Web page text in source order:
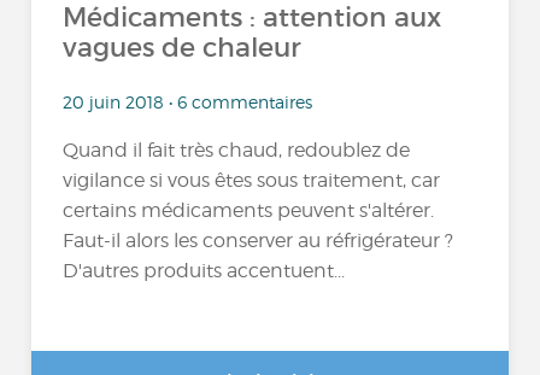
Médicaments : attention aux
vagues de chaleur
20 juin 2018 • 6 commentaires
Quand il fait très chaud, redoublez de
vigilance si vous êtes sous traitement, car
certains médicaments peuvent s'altérer.
Faut-il alors les conserver au réfrigérateur ?
D'autres produits accentuent...